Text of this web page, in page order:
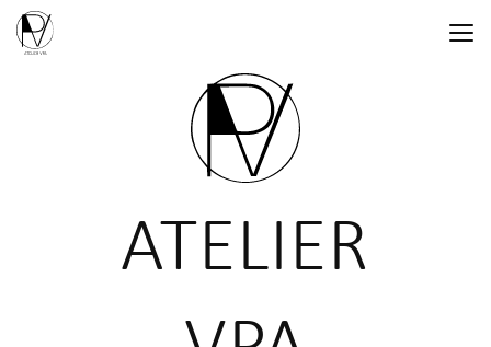
Aller
contenu
ATELIER